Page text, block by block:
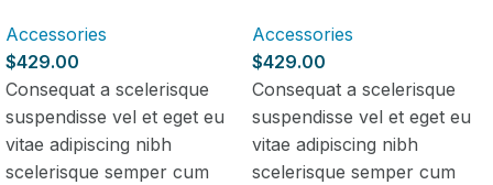
Accessories
$429.00
Consequat a scelerisque
suspendisse vel et eget eu
vitae adipiscing nibh
scelerisque semper cum
Accessories
$429.00
Consequat a scelerisque
suspendisse vel et eget eu
vitae adipiscing nibh
scelerisque semper cum